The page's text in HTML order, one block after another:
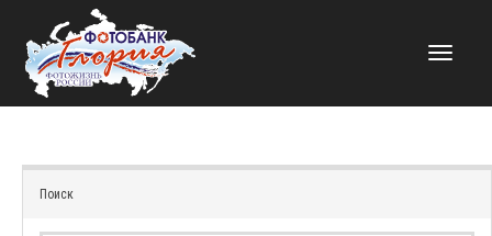
НАВИГАЦИЯ
Поиск